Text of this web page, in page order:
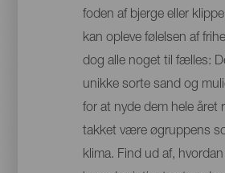
foden af bjerge eller
kan opleve følelsen af
dog alle noget til fælles:
unikke sorte sand og
for at nyde dem hele året
takket være øgruppens
klima. Find ud af, hvordan